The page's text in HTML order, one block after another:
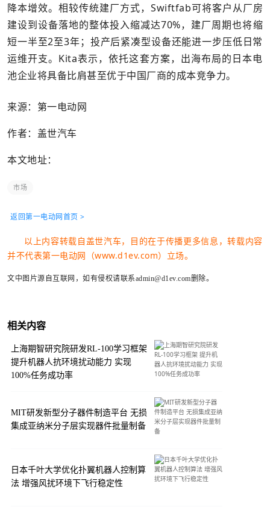
降本增效。相较传统建厂方式，Swiftfab可将客户从厂房
建设到设备落地的整体投入缩减达70%，建厂周期也将缩
短一半至2至3年；投产后紧凑型设备还能进一步压低日常
运维开支。Kita表示，依托这套方案，出海布局的日本电
池企业将具备比肩甚至优于中国厂商的成本竞争力。
来源：第一电动网
作者：盖世汽车
本文地址：
市场
返回第一电动网首页 >
以上内容转载自盖世汽车，目的在于传播更多信息，转载内容
并不代表第一电动网（www.d1ev.com）立场。
文中图片源自互联网，如有侵权请联系admin@d1ev.com删除。
相关内容
上海期智研究院研发RL‑100学习框架
提升机器人抗环境扰动能力 实现
100%任务成功率
MIT研发新型分子器件制造平台 无损
集成亚纳米分子层实现器件批量制备
日本千叶大学优化扑翼机器人控制算
法 增强风扰环境下飞行稳定性